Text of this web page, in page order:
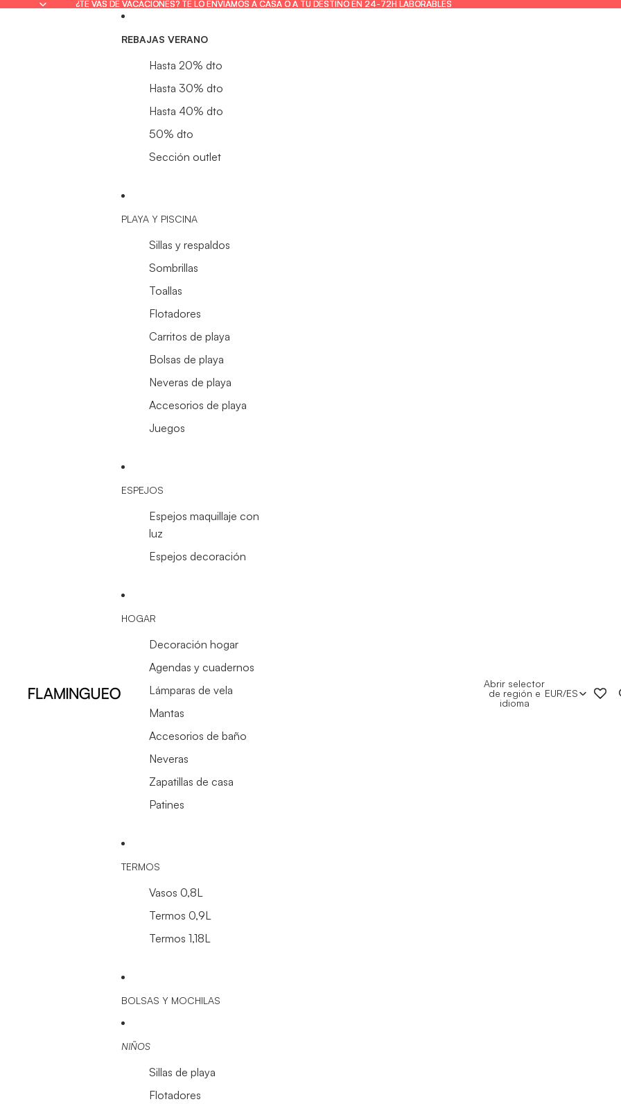
¿TE VAS DE VACACIONES? TE LO ENVIAMOS A CASA O A TU DESTINO EN 24-72H LABORABLES
¿TE VAS DE VACACIONES? TE LO ENVIAMOS A CASA O A TU DESTINO EN 24-72H LABORABLES
REBAJAS VERANO
Hasta 20% dto
Hasta 30% dto
Hasta 40% dto
50% dto
Sección outlet
PLAYA Y PISCINA
Sillas y respaldos
Sombrillas
Toallas
Flotadores
Carritos de playa
Bolsas de playa
Neveras de playa
Accesorios de playa
Juegos
ESPEJOS
Espejos maquillaje con
luz
Espejos decoración
HOGAR
Decoración hogar
Agendas y cuadernos
Lámparas de vela
Mantas
Accesorios de baño
Neveras
Zapatillas de casa
Patines
TERMOS
Vasos 0,8L
Termos 0,9L
Termos 1,18L
BOLSAS Y MOCHILAS
NIÑOS
Sillas de playa
Flotadores
Abrir selector
de región e
idioma
EUR/ES